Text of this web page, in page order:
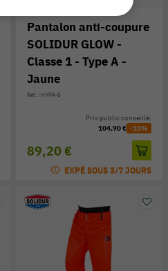
Pantalon anti-coupure
SOLIDUR GLOW -
Classe 1 - Type A -
Jaune
Réf. : HVPA-S
89,20 €
Prix public conseillé:
104,90 € -15%
EXPÉ SOUS 3/7 JOURS